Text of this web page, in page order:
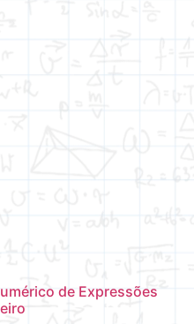
de Expressões